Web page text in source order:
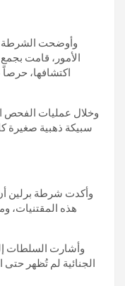
وأوضحت الشرطة
الأمور، قامت
اكتشافها،
وخلال عمليات الفحص
سبيكة ذهبية صغيرة
وأكدت شرطة برلين
هذه المقتنيات،
وأشارت السلطات
الجنائية لم تُظهر حتى